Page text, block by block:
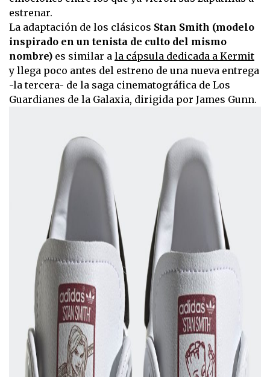
estrenar.
La adaptación de los clásicos Stan Smith (modelo
inspirado en un tenista de culto del mismo
nombre) es similar a la cápsula dedicada a Kermit
y llega poco antes del estreno de una nueva entrega
-la tercera- de la saga cinematográfica de Los
Guardianes de la Galaxia, dirigida por James Gunn.